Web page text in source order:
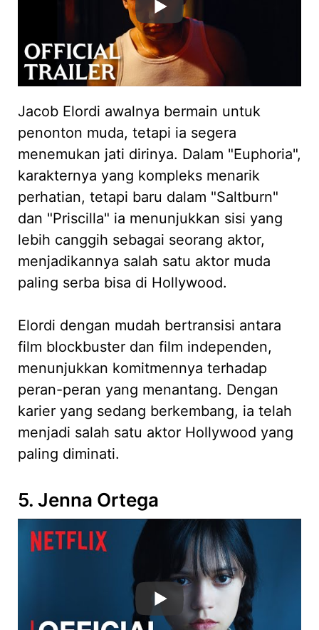
Jacob Elordi awalnya bermain untuk
penonton muda, tetapi ia segera
menemukan jati dirinya. Dalam "Euphoria",
karakternya yang kompleks menarik
perhatian, tetapi baru dalam "Saltburn"
dan "Priscilla" ia menunjukkan sisi yang
lebih canggih sebagai seorang aktor,
menjadikannya salah satu aktor muda
paling serba bisa di Hollywood.
Elordi dengan mudah bertransisi antara
film blockbuster dan film independen,
menunjukkan komitmennya terhadap
peran-peran yang menantang. Dengan
karier yang sedang berkembang, ia telah
menjadi salah satu aktor Hollywood yang
paling diminati.
5. Jenna Ortega